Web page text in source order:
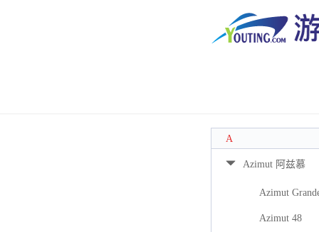
A
Azimut 阿兹慕
Azimut
Azimut 48